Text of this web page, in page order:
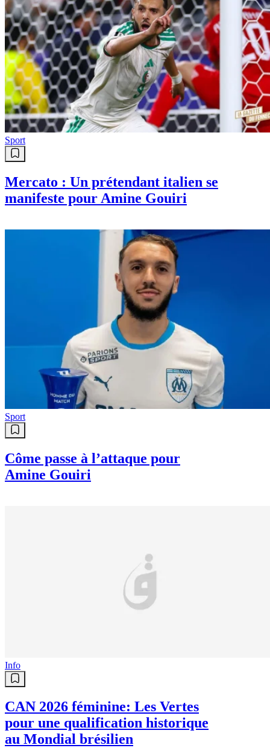
Sport
Mercato : Un prétendant italien se
manifeste pour Amine Gouiri
Sport
Côme passe à l’attaque pour
Amine Gouiri
Info
CAN 2026 féminine: Les Vertes
pour une qualification historique
au Mondial brésilien